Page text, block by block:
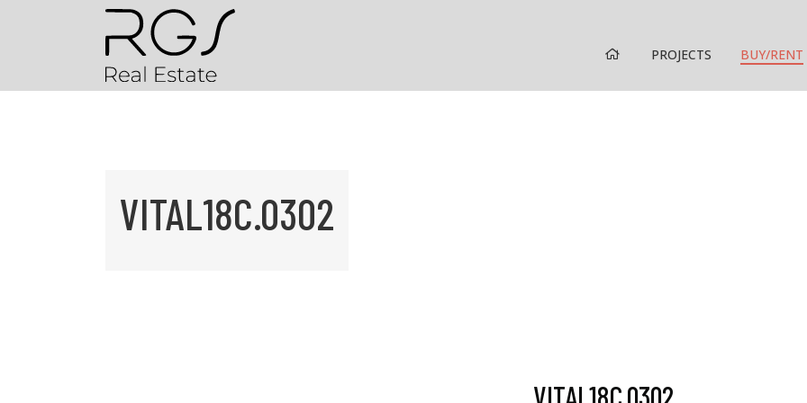
HOME PROJECTS BUY/RENT
VITAL18C.0302
VITAL18C.0302